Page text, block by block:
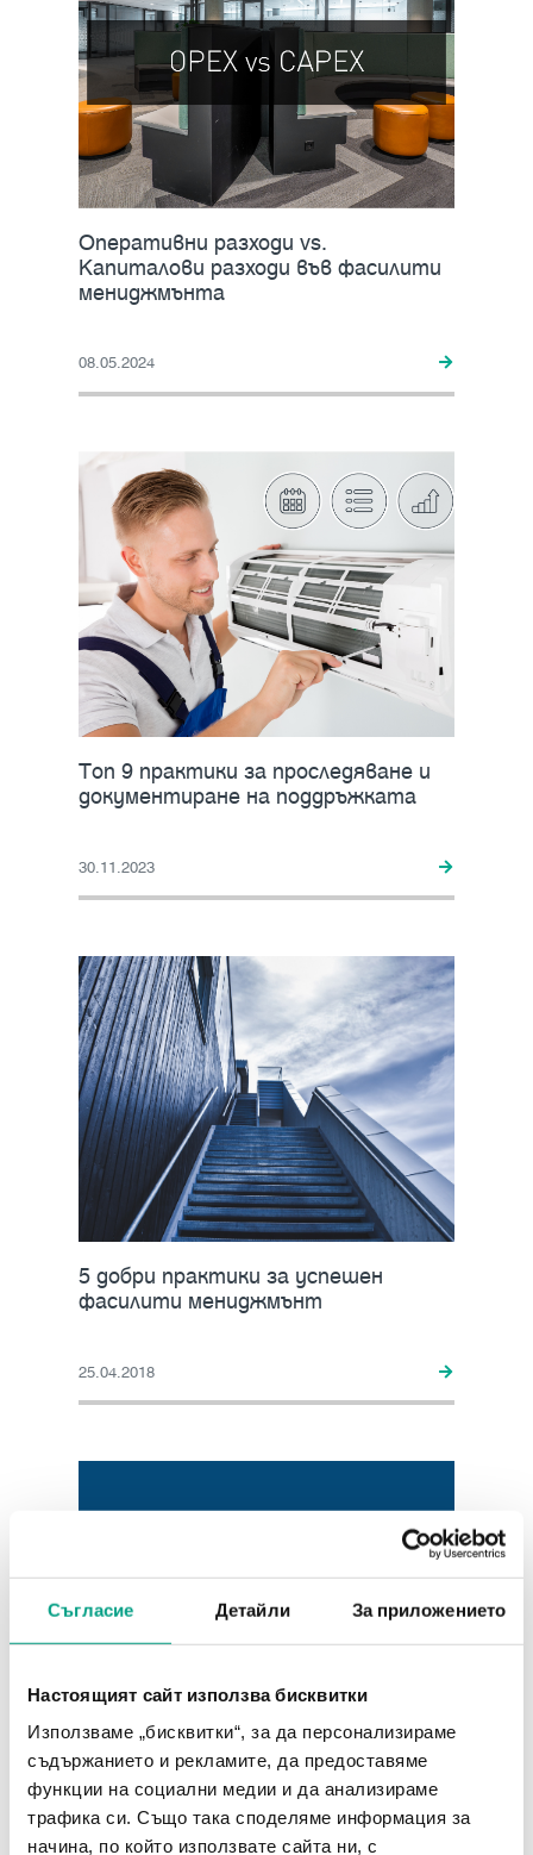
Съгласие Детайли За приложението
Настоящият сайт използва бисквитки
Използваме „бисквитки“, за да персонализираме
съдържанието и рекламите, да предоставяме
функции на социални медии и да анализираме
трафика си. Също така споделяме информация за
начина, по който използвате сайта ни, с
Оперативни разходи vs.
Капиталови разходи във фасилити
мениджмънта
08.05.2024
Tоп 9 практики за проследяване и
документиране на поддръжката
30.11.2023
5 добри практики за успешен
фасилити мениджмънт
25.04.2018
Най-добрият партньор на
фасилити мениджърите (ВИДЕО)